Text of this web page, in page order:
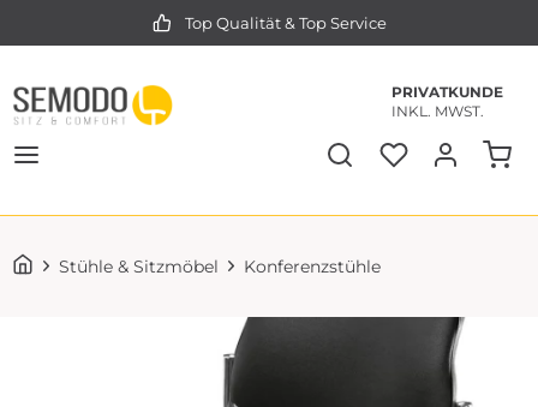
Top Qualität & Top Service
PRIVATKUNDE
INKL. MWST.
Stühle & Sitzmöbel Konferenzstühle